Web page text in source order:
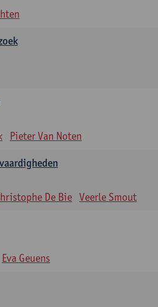
Pieter Van Noten
De Bie Veerle Smout
Eva Geuens